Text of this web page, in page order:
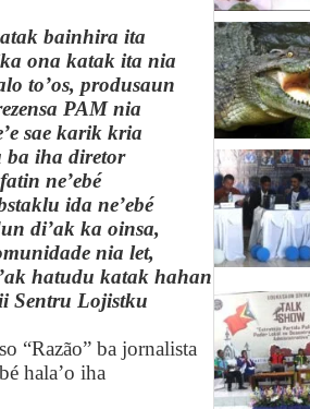
bainhira ita
ona katak ita nia
to’os, produsaun
PAM nia
sae karik kria
iha diretor
ne’ebé
ida ne’ebé
di’ak ka oinsa,
nia let,
hatudu katak hahan
Sentru Lojistku
“Razão” ba jornalista
hala’o iha